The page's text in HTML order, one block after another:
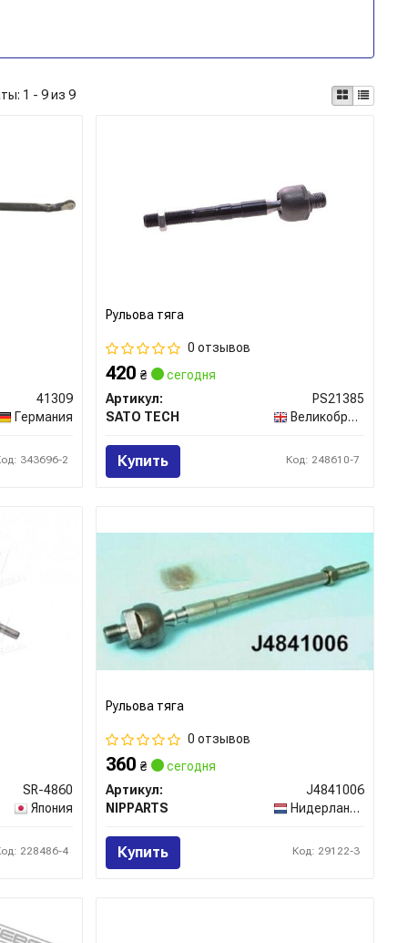
1 - 9 из 9
41309
Германия
343696-2
Рульова тяга
0 отзывов
420₴
сегодня
Артикул:
PS21385
SATO TECH
Великобритания
Купить Код: 248610-7
SR-4860
Япония
228486-4
Рульова тяга
0 отзывов
360₴
сегодня
Артикул:
J4841006
NIPPARTS
Нидерланды
Купить Код: 29122-3